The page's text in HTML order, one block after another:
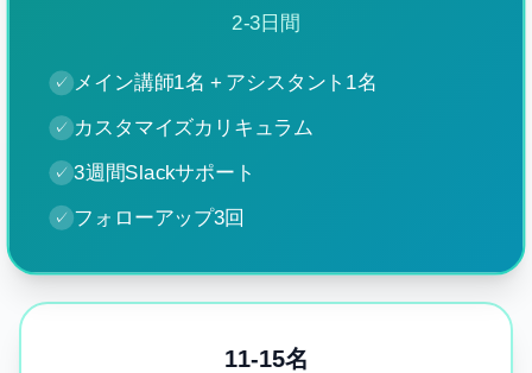
2-3日間
✓ メイン講師1名 + アシスタント1名
✓ カスタマイズカリキュラム
✓ 3週間Slackサポート
✓ フォローアップ3回
11-15名